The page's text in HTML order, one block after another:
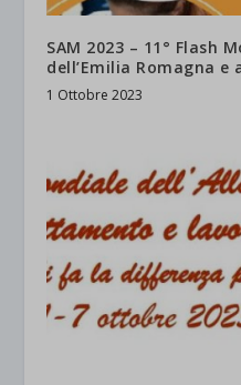
SAM 2023 – 11° Flash
dell’Emilia Romagna
1 Ottobre 2023